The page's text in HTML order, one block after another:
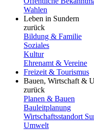
Wahlen
Leben in Sundern
zurück
Bildung & Familie
Soziales
Kultur
Ehrenamt & Vereine
Freizeit & Tourismus
Bauen, Wirtschaft &
zurück
Planen & Bauen
Bauleitplanung
Wirtschaftsstandort
Umwelt